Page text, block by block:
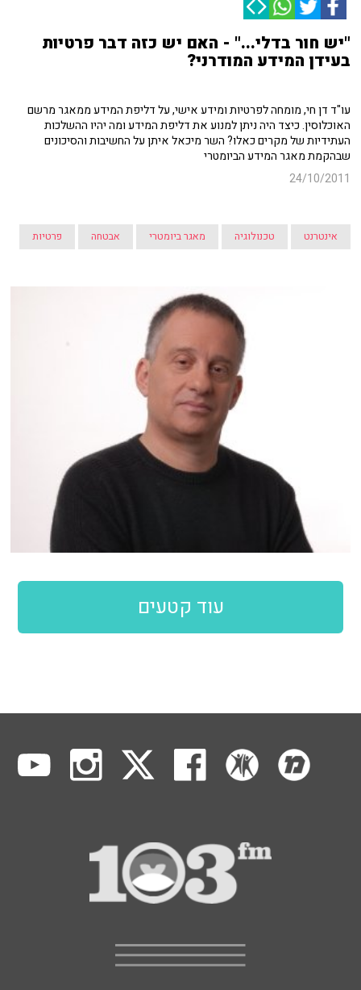
"יש חור בדלי..." - האם יש כזה דבר פרטיות
בעידן המידע המודרני?
עו"ד דן חי, מומחה לפרטיות ומידע אישי, על דליפת המידע ממאגר מרשם
האוכלוסין. כיצד היה ניתן למנוע את דליפת המידע ומה יהיו ההשלכות
העתידיות של מקרים כאלו? השר מיכאל איתן על החשיבות והסיכונים
שבהקמת מאגר המידע הביומטרי
24/10/2011
אינטרנט טכנולוגיה מאגר ביומטרי אבטחה פרטיות
עוד קטעים